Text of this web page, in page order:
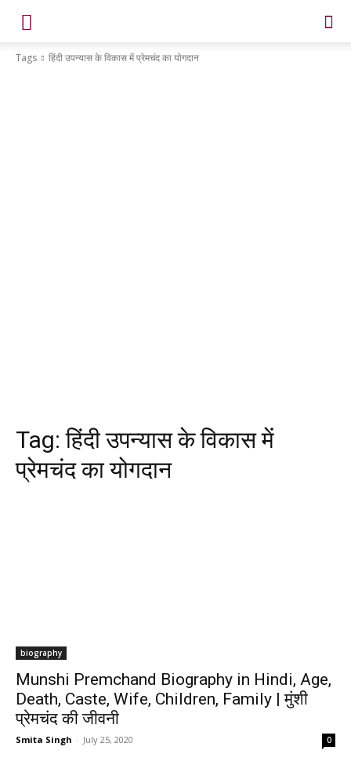
Tags हिंदी उपन्यास के विकास में प्रेमचंद का योगदान
Tag:हिंदी उपन्यास के विकास में
प्रेमचंद का योगदान
biography
Munshi Premchand Biography in Hindi, Age,
Death, Caste, Wife, Children, Family | मुंशी
प्रेमचंद की जीवनी
Smita Singh - July 25, 2020 0